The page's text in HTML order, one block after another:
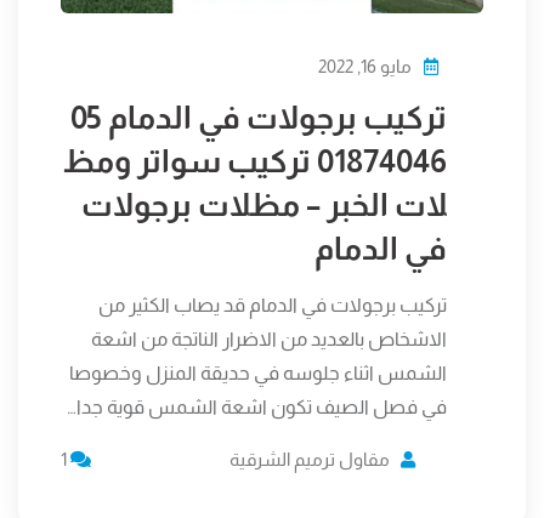
مايو 16, 2022
تركيب برجولات في الدمام 05
01874046 تركيب سواتر ومظ
لات الخبر – مظلات برجولات
في الدمام
تركيب برجولات في الدمام قد يصاب الكثير من
الاشخاص بالعديد من الاضرار الناتجة من اشعة
الشمس اثناء جلوسه في حديقة المنزل وخصوصا
في فصل الصيف تكون اشعة الشمس قوية جدا…
مقاول ترميم الشرقية